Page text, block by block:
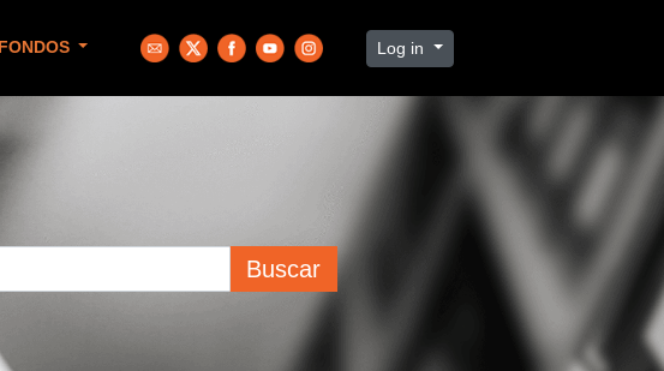
FONDOS Log in
Buscar